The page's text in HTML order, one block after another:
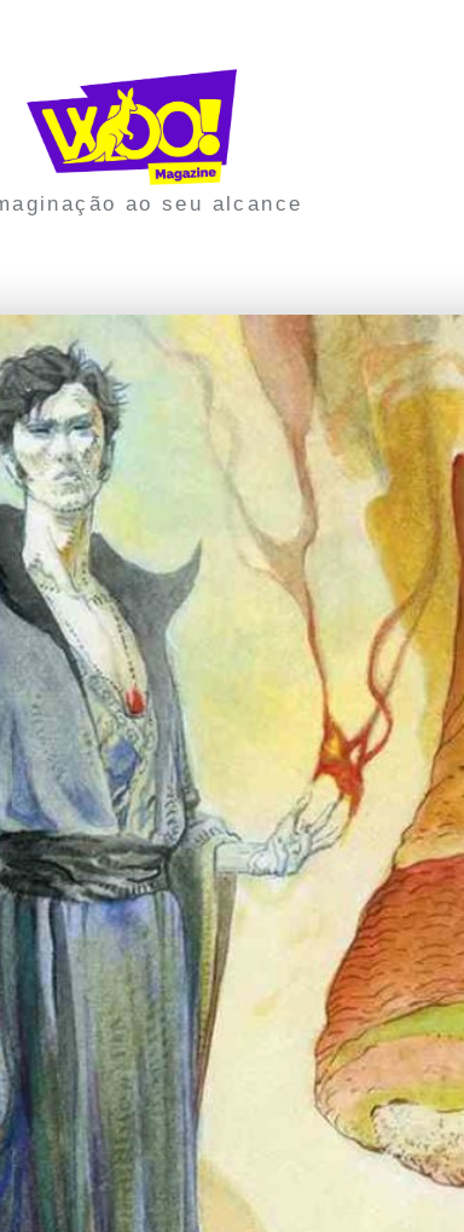
ao seu alcance